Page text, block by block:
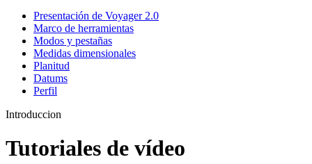
Presentación de Voyager 2.0
Marco de herramientas
Modos y pestañas
Medidas dimensionales
Planitud
Datums
Perfil
Introduccion
Tutoriales de vídeo